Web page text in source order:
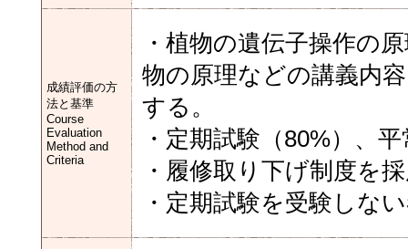
成績評価の方
法と基準
Course
Evaluation
Method and
Criteria
・植物の遺伝子操作の
物の原理などの講義内
する。
・定期試験（80%）、
・履修取り下げ制度を
・定期試験を受験しな